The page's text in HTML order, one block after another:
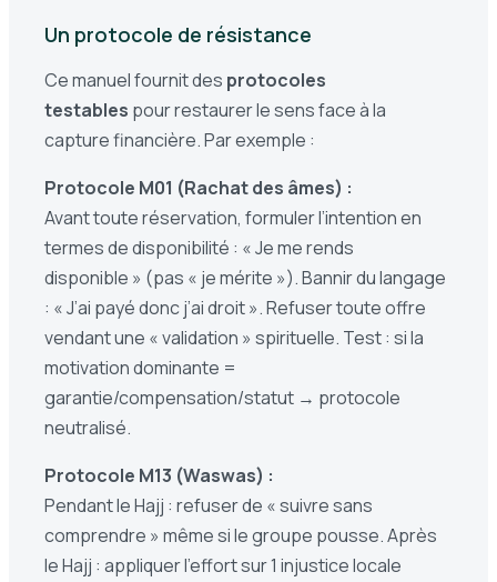
Un protocole de résistance
Ce manuel fournit des protocoles
testables pour restaurer le sens face à la
capture financière. Par exemple :
Protocole M01 (Rachat des âmes) :
Avant toute réservation, formuler l’intention en
termes de disponibilité : « Je me rends
disponible » (pas « je mérite »). Bannir du langage
: « J’ai payé donc j’ai droit ». Refuser toute offre
vendant une « validation » spirituelle. Test : si la
motivation dominante =
garantie/compensation/statut → protocole
neutralisé.
Protocole M13 (Waswas) :
Pendant le Hajj : refuser de « suivre sans
comprendre » même si le groupe pousse. Après
le Hajj : appliquer l’effort sur 1 injustice locale